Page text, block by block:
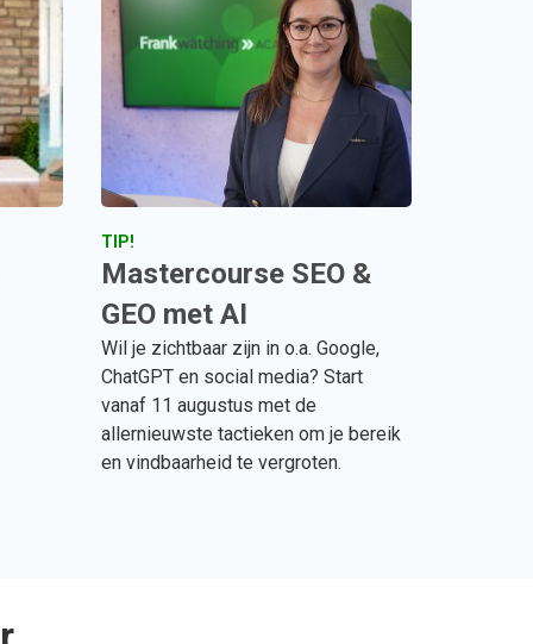
TIP!
Mastercourse SEO &
GEO met AI
Wil je zichtbaar zijn in o.a. Google,
ChatGPT en social media? Start
vanaf 11 augustus met de
allernieuwste tactieken om je bereik
en vindbaarheid te vergroten.